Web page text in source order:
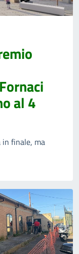
al 4
finale, ma